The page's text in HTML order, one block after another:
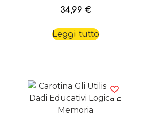
34,99 €
Leggi tutto